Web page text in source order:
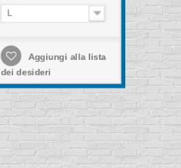
L
Aggiungi alla lista
dei desideri